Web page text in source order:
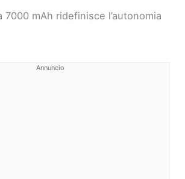
7000 mAh ridefinisce l’autonomia
Annuncio